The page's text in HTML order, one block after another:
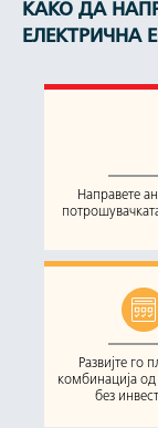
КАКО ДА
ЕЛЕКТРИЧНА
Направете
Развијте го
комбинација
без